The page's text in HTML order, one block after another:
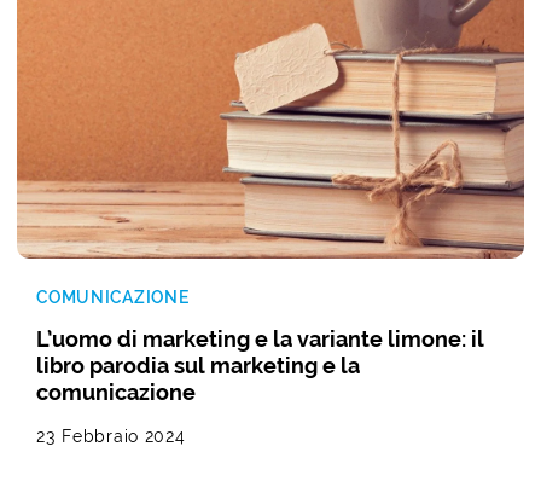
COMUNICAZIONE
L’uomo di marketing e la variante limone: il
libro parodia sul marketing e la
comunicazione
23 Febbraio 2024